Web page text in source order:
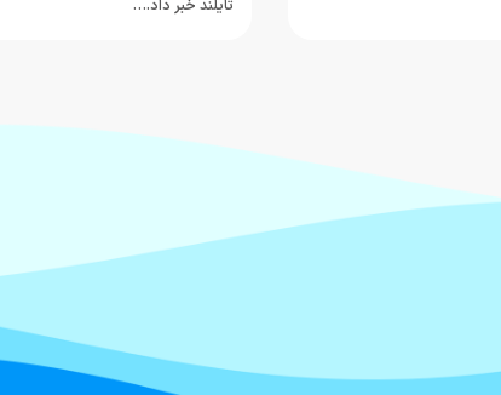
تایلند خبر داد.…